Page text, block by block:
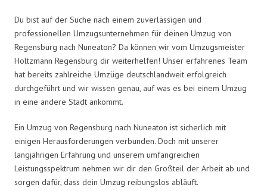
Du bist auf der Suche nach einem zuverlässigen und
professionellen Umzugsunternehmen für deinen Umzug von
Regensburg nach Nuneaton? Da können wir vom Umzugsmeister
Holtzmann Regensburg dir weiterhelfen! Unser erfahrenes Team
hat bereits zahlreiche Umzüge deutschlandweit erfolgreich
durchgeführt und wir wissen genau, auf was es bei einem Umzug
in eine andere Stadt ankommt.
Ein Umzug von Regensburg nach Nuneaton ist sicherlich mit
einigen Herausforderungen verbunden. Doch mit unserer
langjährigen Erfahrung und unserem umfangreichen
Leistungsspektrum nehmen wir dir den Großteil der Arbeit ab und
sorgen dafür, dass dein Umzug reibungslos abläuft.